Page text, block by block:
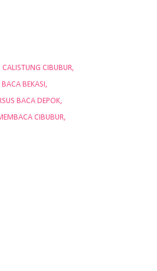
CALISTUNG CIBUBUR
BACA BEKASI
BACA DEPOK
CIBUBUR